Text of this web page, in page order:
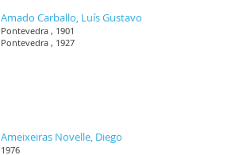
Amado Carballo, Luís Gustavo
Pontevedra , 1901
Pontevedra , 1927
Ameixeiras Novelle, Diego
1976